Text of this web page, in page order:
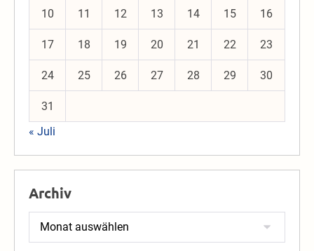
10 11 12 13 14 15 16
17 18 19 20 21 22 23
24 25 26 27 28 29 30
31
« Juli
Archiv
Archiv